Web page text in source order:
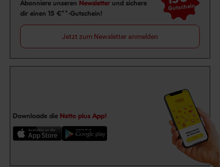
Abonniere unseren Newsletter und sichere
dir einen 15 €**-Gutschein!
Gutschein
Jetzt zum Newsletter anmelden
Downloade die Netto plus App!